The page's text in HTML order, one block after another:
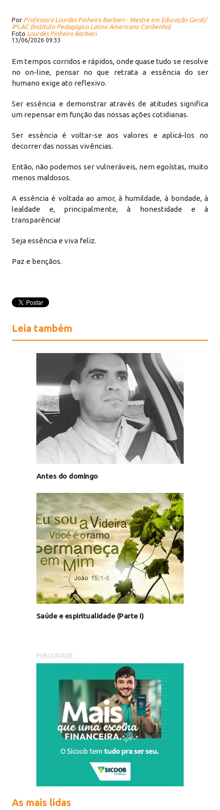
Por Professora Lourdes Pinheiro Barbieri - Mestre em Educação Geral/
IPLAC (Instituto Pedagógico Latino Americano Caribenho)
Foto Lourdes Pinheiro Barbieri
13/06/2026 09:33
Em tempos corridos e rápidos, onde quase tudo se resolve
no on-line, pensar no que retrata a essência do ser
humano exige ato reflexivo.
Ser essência e demonstrar através de atitudes significa
um repensar em função das nossas ações cotidianas.
Ser essência é voltar-se aos valores e aplicá-los no
decorrer das nossas vivências.
Então, não podemos ser vulneráveis, nem egoístas, muito
menos maldosos.
A essência é voltada ao amor, à humildade, à bondade, à
lealdade e, principalmente, à honestidade e à
transparência!
Seja essência e viva feliz.
Paz e bençãos.
Leia também
Antes do domingo
Saúde e espiritualidade (Parte I)
PUBLICIDADE
As mais lidas